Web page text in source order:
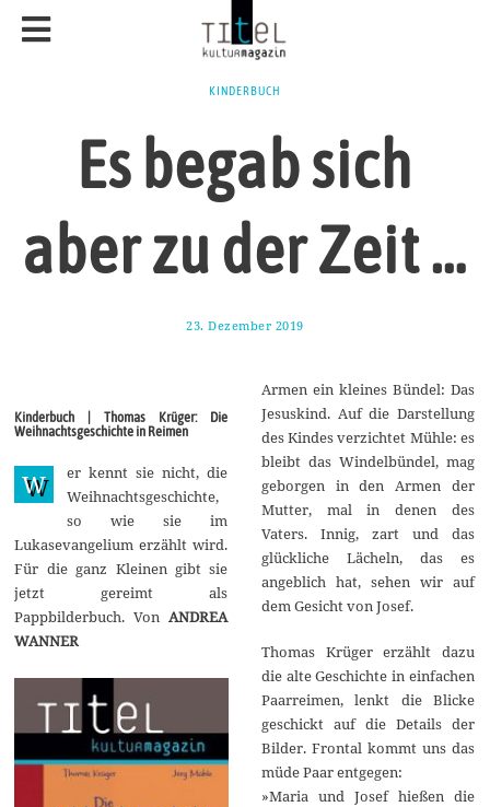
KINDERBUCH
Es begab sich
aber zu der Zeit …
23. Dezember 2019
e
z
e
m
b
e
r
2
0
1
9
Kinderbuch | Thomas Krüger: Die
Weihnachtsgeschichte in Reimen
W
er kennt sie nicht, die
Weihnachtsgeschichte,
so wie sie im
Lukasevangelium erzählt wird.
Für die ganz Kleinen gibt sie
jetzt gereimt als
Pappbilderbuch. Von ANDREA
WANNER
Armen ein kleines Bündel: Das
Jesuskind. Auf die Darstellung
des Kindes verzichtet Mühle: es
bleibt das Windelbündel, mag
geborgen in den Armen der
Mutter, mal in denen des
Vaters. Innig, zart und das
glückliche Lächeln, das es
angeblich hat, sehen wir auf
dem Gesicht von Josef.
Thomas Krüger erzählt dazu
die alte Geschichte in einfachen
Paarreimen, lenkt die Blicke
geschickt auf die Details der
Bilder. Frontal kommt uns das
müde Paar entgegen:
»Maria und Josef hießen die